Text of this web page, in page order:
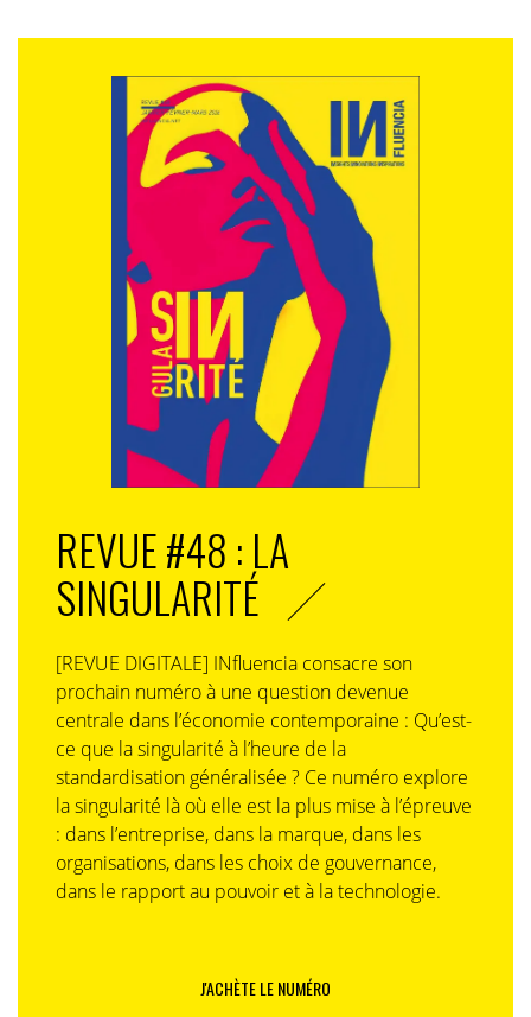
REVUE #48 : LA
SINGULARITÉ
[REVUE DIGITALE] INfluencia consacre son
prochain numéro à une question devenue
centrale dans l’économie contemporaine : Qu’est-
ce que la singularité à l’heure de la
standardisation généralisée ? Ce numéro explore
la singularité là où elle est la plus mise à l’épreuve
: dans l’entreprise, dans la marque, dans les
organisations, dans les choix de gouvernance,
dans le rapport au pouvoir et à la technologie.
J'ACHÈTE LE NUMÉRO